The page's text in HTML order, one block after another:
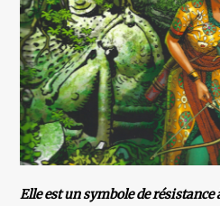
Elle est un symbole de